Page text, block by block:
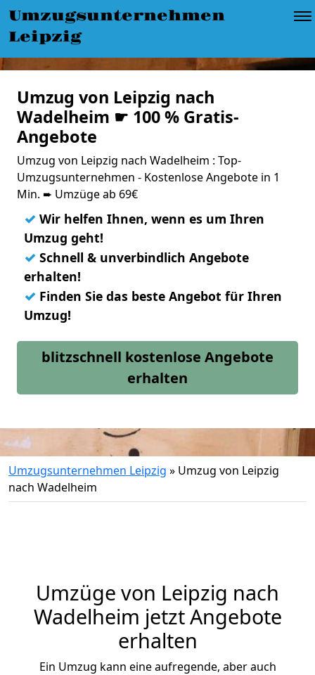
Umzugsunternehmen
Leipzig
Umzug von Leipzig nach
Wadelheim ☛ 100 % Gratis-
Angebote
Umzug von Leipzig nach Wadelheim : Top-
Umzugsunternehmen - Kostenlose Angebote in 1
Min. ➨ Umzüge ab 69€
✓ Wir helfen Ihnen, wenn es um Ihren
Umzug geht!
✓ Schnell & unverbindlich Angebote
erhalten!
✓ Finden Sie das beste Angebot für Ihren
Umzug!
blitzschnell kostenlose Angebote
erhalten
Umzugsunternehmen Leipzig » Umzug von Leipzig
nach Wadelheim
Umzüge von Leipzig nach
Wadelheim jetzt Angebote
erhalten
Ein Umzug kann eine aufregende, aber auch